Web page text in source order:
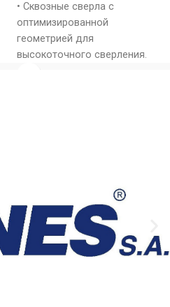
• Сквозные сверла с
оптимизированной
геометрией для
высокоточного сверления.
многошпиндельных
сверлильных станках и
станках с ЧПУ.